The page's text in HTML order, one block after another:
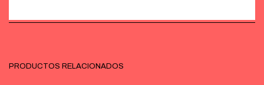
PRODUCTOS RELACIONADOS